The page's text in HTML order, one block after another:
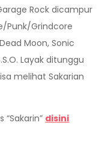
Rock dicampur
Punk/Grindcore
Moon, Sonic
Layak ditunggu
melihat Sakarian
disini